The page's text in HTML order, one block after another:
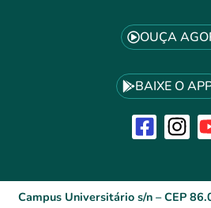
OUÇA
BAIXE O
Campus Universitário s/n – CEP